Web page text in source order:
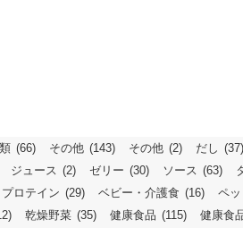
(66) その他 (143) その他 (2) だし (37)
ジュース (2) ゼリー (30) ソース (63)
プロテイン (29) ベビー・介護食 (16) ペ
乾燥野菜 (35) 健康食品 (115) 健康食